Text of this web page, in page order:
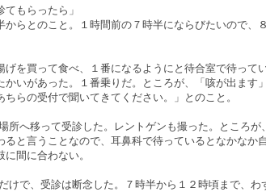
てもらったら」
からとのこと。１時間前の７時半にならびたいので、
を買って食べ、１番になるようにと待合室で待って
かいがあった。１番乗りだ。ところが、「咳が出ます
ちらの受付で聞いてきてください。」とのこと。
へ移って受診した。レントゲンも撮った。ところが
と言うことなので、耳鼻科で待っているとなかなか
間に合わない。
で、受診は断念した。７時半から１２時頃まで、わ